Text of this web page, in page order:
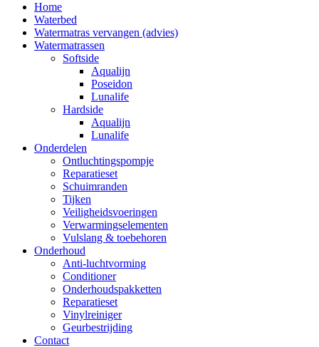
Home
Waterbed
Watermatras vervangen (advies)
Watermatrassen
Softside
Aqualijn
Poseidon
Lunalife
Hardside
Aqualijn
Lunalife
Onderdelen
Ontluchtingspompje
Reparatieset
Schuimranden
Tijken
Veiligheidsvoeringen
Verwarmingselementen
Vulslang & toebehoren
Onderhoud
Anti-luchtvorming
Conditioner
Onderhoudspakketten
Reparatieset
Vinylreiniger
Geurbestrijding
Contact